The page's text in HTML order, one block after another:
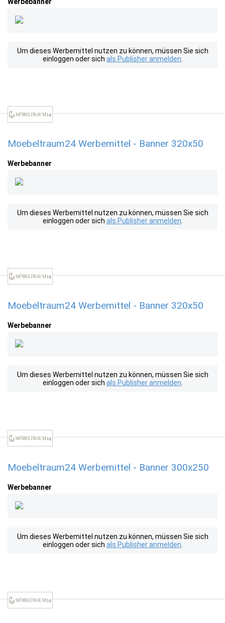
Um dieses Werbemittel nutzen zu können, müssen Sie sich
einloggen oder sich als Publisher anmelden
Moebeltraum24 Werbemittel - Banner 320x50
Werbebanner
Um dieses Werbemittel nutzen zu können, müssen Sie sich
einloggen oder sich als Publisher anmelden
Moebeltraum24 Werbemittel - Banner 320x50
Werbebanner
Um dieses Werbemittel nutzen zu können, müssen Sie sich
einloggen oder sich als Publisher anmelden
Moebeltraum24 Werbemittel - Banner 300x250
Werbebanner
Um dieses Werbemittel nutzen zu können, müssen Sie sich
einloggen oder sich als Publisher anmelden